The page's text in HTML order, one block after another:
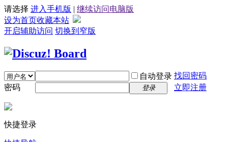
请选择 进入手机版 | 继续访问电脑版
设为首页收藏本站
开启辅助访问 切换到窄版
自动登录 找回密码
密码
登录 立即注册
快捷登录